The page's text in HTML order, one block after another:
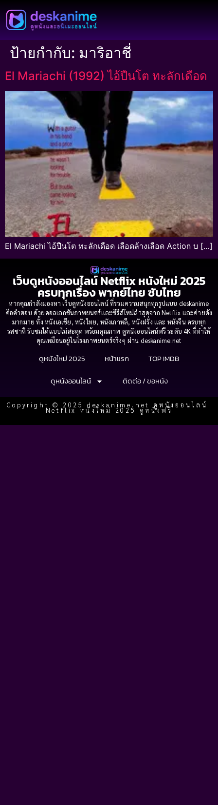
ป้ายกำกับ: มาริอาชี่
El Mariachi (1992) ไอ้ปืนโต ทะลักเดือด
El Mariachi ไอ้ปืนโต ทะลักเดือด เลือดล้างเลือด Action บ […]
เว็บดูหนังออนไลน์ Netflix หนังใหม่ 2025
ครบทุกเรื่อง พากย์ไทย ซับไทย
หากคุณกำลังมองหา เว็บดูหนังออนไลน์ ที่รวมความสนุกทุกรูปแบบ deskanime
คือคำตอบ ด้วยคอลเลกชันภาพยนตร์และซีรีส์ใหม่ล่าสุดจาก Netflix และค่ายดัง
มากมาย ทั้ง หนังเอเชีย, หนังไทย, หนังเกาหลี, หนังฝรั่ง และ หนังจีน ครบทุก
รสชาติ รับชมได้แบบไม่สะดุด พร้อมคุณภาพ ดูหนังออนไลน์ฟรี ระดับ 4K ที่ทำให้
คุณเหมือนอยู่ในโรงภาพยนตร์จริงๆ ผ่าน deskanime.net
ดูหนังใหม่ 2025 หน้าแรก
TOP IMDB
ดูหนังออนไลน์
ติดต่อ / ขอหนัง
Copyright © 2025 deskanime.net ดูหนังออนไลน์
Netflix หนังใหม่ 2025 ดูหนังฟรี